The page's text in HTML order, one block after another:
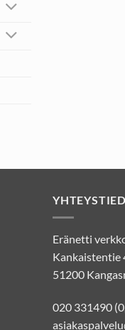
Eränetti
Kankaistentie
51200
020 331490